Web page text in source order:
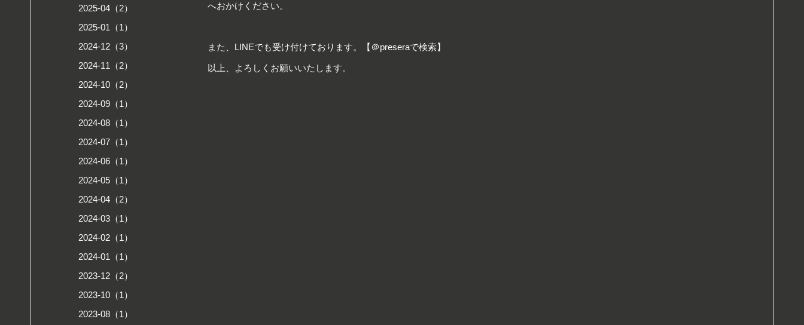
へおかけください。
また、LINEでも受け付けております。【＠preseraで検索】
以上、よろしくお願いいたします。
2025-04（2）
2025-01（1）
2024-12（3）
2024-11（2）
2024-10（2）
2024-09（1）
2024-08（1）
2024-07（1）
2024-06（1）
2024-05（1）
2024-04（2）
2024-03（1）
2024-02（1）
2024-01（1）
2023-12（2）
2023-10（1）
2023-08（1）